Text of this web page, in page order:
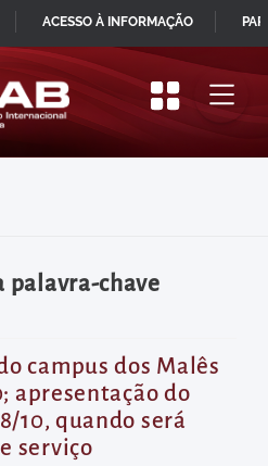
palavra-chave
campus dos Malês
apresentação do
10, quando será
serviço
IR
PARA
CONTEÚDO
ACESSO À INFORMAÇÃO